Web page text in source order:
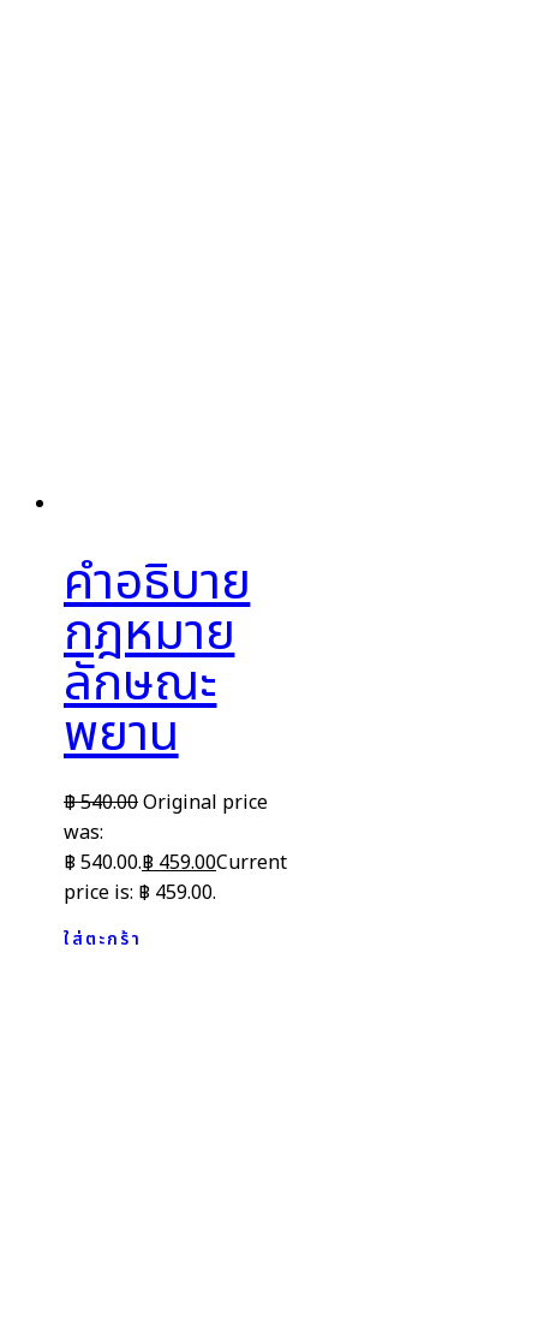
คำอธิบาย
กฎหมาย
ลักษณะ
พยาน
฿540.00Original price
was:
฿ 540.00.฿459.00Current
price is: ฿ 459.00.
ใส่ตะกร้า